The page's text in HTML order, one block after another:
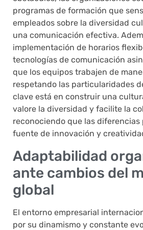
programas de formación que
empleados sobre la diversidad
una comunicación efectiva.
implementación de horarios
tecnologías de comunicación
que los equipos trabajen de
respetando las particularidades
clave está en construir una
valore la diversidad y facilite la
reconociendo que las diferencias
fuente de innovación y
Adaptabilidad
ante cambios del
global
El entorno empresarial
por su dinamismo y constante